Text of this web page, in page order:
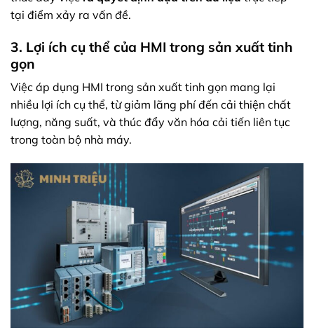
tại điểm xảy ra vấn đề.
3. Lợi ích cụ thể của HMI trong sản xuất tinh
gọn
Việc áp dụng HMI trong sản xuất tinh gọn mang lại
nhiều lợi ích cụ thể, từ giảm lãng phí đến cải thiện chất
lượng, năng suất, và thúc đẩy văn hóa cải tiến liên tục
trong toàn bộ nhà máy.